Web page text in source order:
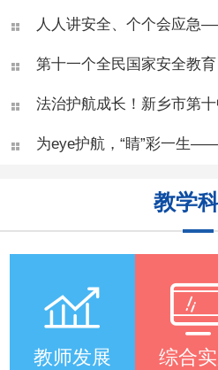
人人讲安全、个个会应急——5·12全国防灾
第十一个全民国家安全教育日致学
法治护航成长！新乡市第十中学扎实开
为eye护航，“睛”彩一生——新乡市第十中学
教学
教师发展 综合